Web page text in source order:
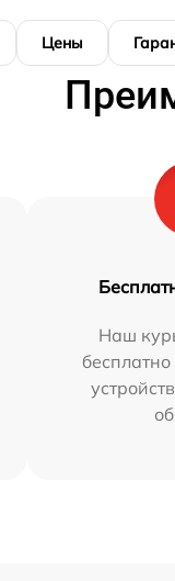
Цены
Наш